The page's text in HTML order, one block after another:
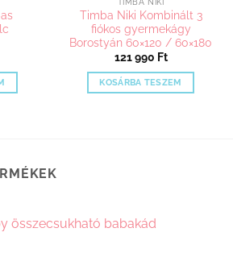
Timba Niki Kombinált 3
fiókos gyermekágy
Borostyán 60×120 / 60×180
121 990 Ft
KOSÁRBA TESZEM
összecsukható babakád